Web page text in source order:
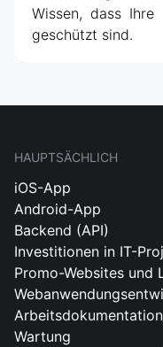
Wissen, dass Ihre
geschützt sind.
HAUPTSÄCHLICH
iOS-App
Android-App
Backend (API)
Investitionen in IT-
Promo-Websites und
Arbeitsdokumentation
Wartung